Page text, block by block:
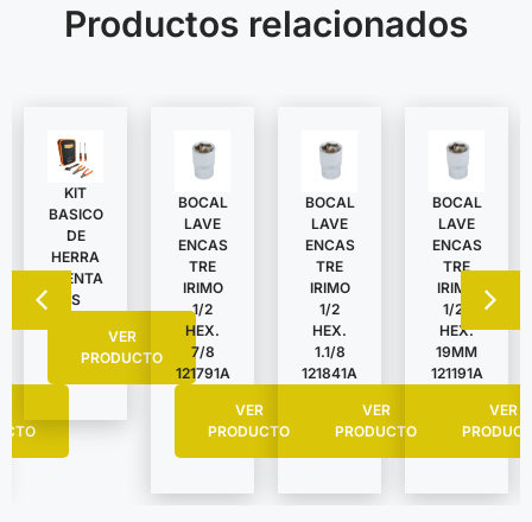
Productos relacionados
KIT
BASICO
DE
HERRA
MIENTA
S
VER
PRODUCTO
BOCAL
LAVE
ENCAS
TRE
IRIMO
1/2
HEX.
7/8
121791A
VER
PRODUCTO
BOCAL
LAVE
ENCAS
TRE
IRIMO
1/2
HEX.
1.1/8
121841A
VER
PRODUCTO
BOCAL
LAVE
ENCAS
TRE
IRIMO
1/2″
HEX.
19MM
121191A
VER